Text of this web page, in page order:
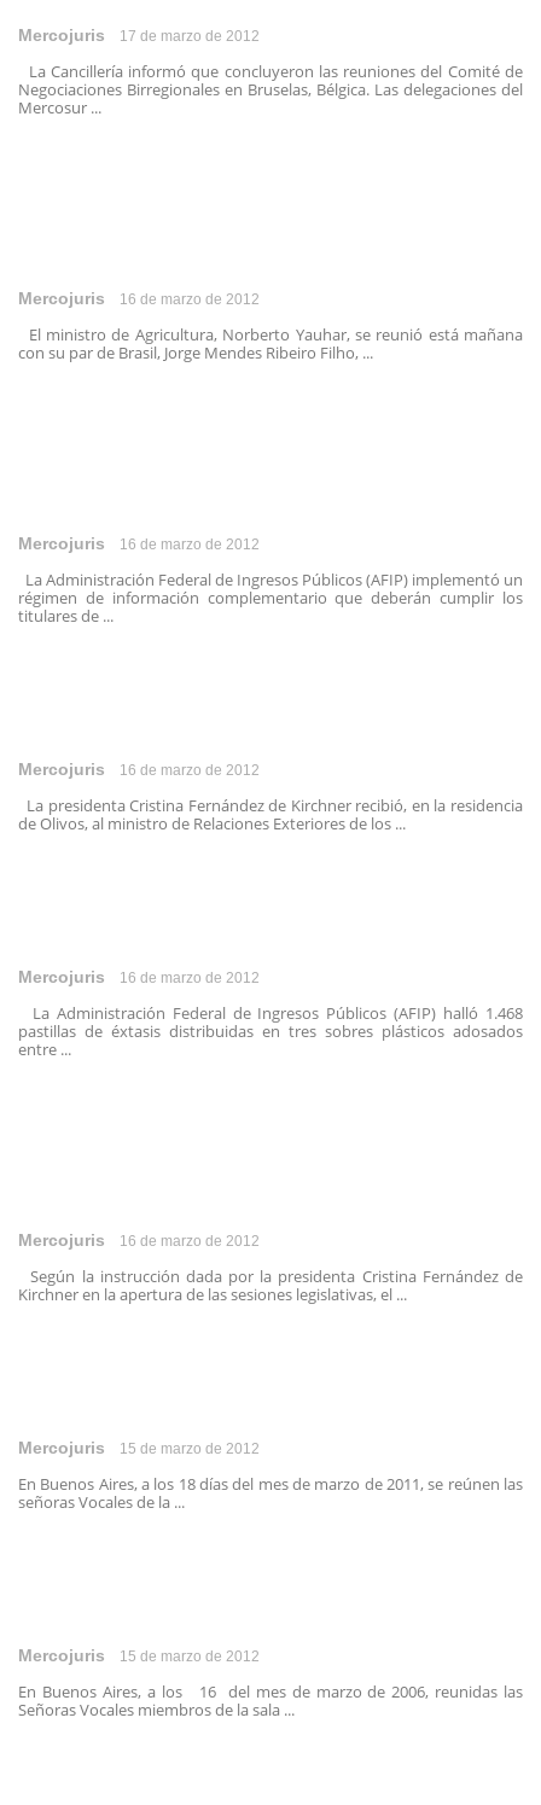
Mercojuris 17 de marzo de 2012
La Cancillería informó que concluyeron las reuniones del Comité de
Negociaciones Birregionales en Bruselas, Bélgica. Las delegaciones del
Mercosur ...
Mercojuris 16 de marzo de 2012
El ministro de Agricultura, Norberto Yauhar, se reunió está mañana
con su par de Brasil, Jorge Mendes Ribeiro Filho, ...
Mercojuris 16 de marzo de 2012
La Administración Federal de Ingresos Públicos (AFIP) implementó un
régimen de información complementario que deberán cumplir los
titulares de ...
Mercojuris 16 de marzo de 2012
La presidenta Cristina Fernández de Kirchner recibió, en la residencia
de Olivos, al ministro de Relaciones Exteriores de los ...
Mercojuris 16 de marzo de 2012
La Administración Federal de Ingresos Públicos (AFIP) halló 1.468
pastillas de éxtasis distribuidas en tres sobres plásticos adosados
entre ...
Mercojuris 16 de marzo de 2012
Según la instrucción dada por la presidenta Cristina Fernández de
Kirchner en la apertura de las sesiones legislativas, el ...
Mercojuris 15 de marzo de 2012
En Buenos Aires, a los 18 días del mes de marzo de 2011, se reúnen las
señoras Vocales de la ...
Mercojuris 15 de marzo de 2012
En Buenos Aires, a los 16 del mes de marzo de 2006, reunidas las
Señoras Vocales miembros de la sala ...